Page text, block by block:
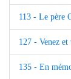
113 - Le père
127 - Venez
135 - En